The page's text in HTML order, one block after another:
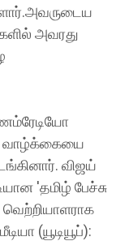
அவரது
வாழ்க்கையை
விஜய்
'தமிழ் பேச்சு
(யூடியூப்):